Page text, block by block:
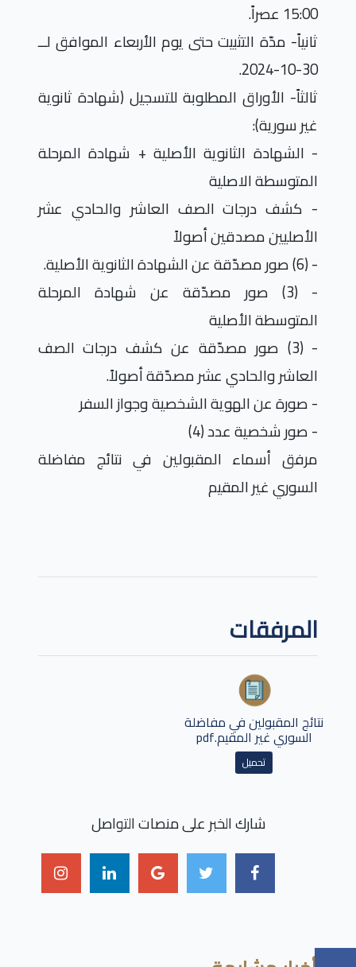
15:00 عصراً.
ثانياً- مدّة التثبيت حتى يوم الأربعاء الموافق لــ
30-10-2024.
ثالثاً- الأوراق المطلوبة للتسجيل (شهادة ثانوية
غير سورية):
- الشهادة الثانوية الأصلية + شهادة المرحلة
المتوسطة الاصلية
- كشف درجات الصف العاشر والحادي عشر
الأصليين مصدقين أصولاً
- (6) صور مصدّقة عن الشهادة الثانوية الأصلية.
- (3) صور مصدّقة عن شهادة المرحلة
المتوسطة الأصلية
- (3) صور مصدّقة عن كشف درجات الصف
العاشر والحادي عشر مصدّقة أصولاً.
- صورة عن الهوية الشخصية وجواز السفر
- صور شخصية عدد (4)
مرفق أسماء المقبولين في نتائج مفاضلة
السوري غير المقيم
المرفقات
نتائج المقبولين في مفاضلة
السوري غير المقيم.pdf
تحميل
شارك الخبر على منصات التواصل